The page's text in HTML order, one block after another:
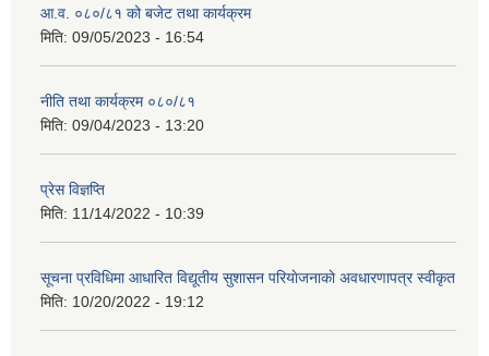
आ.व. ०८०/८१ को बजेट तथा कार्यक्रम
मिति: 09/05/2023 - 16:54
नीति तथा कार्यक्रम ०८०/८१
मिति: 09/04/2023 - 13:20
प्रेस विज्ञप्ति
मिति: 11/14/2022 - 10:39
सूचना प्रविधिमा आधारित विद्यूतीय सुशासन परियाेजनाकाे अवधारणापत्र स्वीकृत
मिति: 10/20/2022 - 19:12